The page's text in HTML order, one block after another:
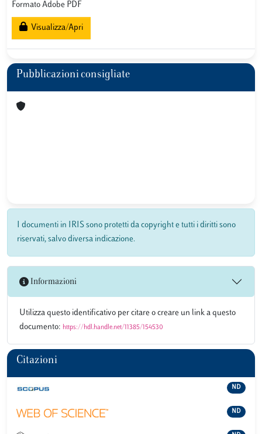
Formato Adobe PDF
Visualizza/Apri
Pubblicazioni consigliate
I documenti in IRIS sono protetti da copyright e tutti i diritti sono
riservati, salvo diversa indicazione.
Informazioni
Utilizza questo identificativo per citare o creare un link a questo
documento: https://hdl.handle.net/11385/154530
Citazioni
ND
ND